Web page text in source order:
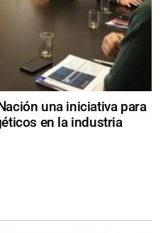
una iniciativa para
en la industria